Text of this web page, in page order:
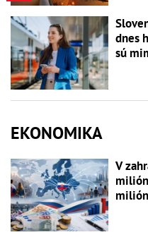
dnes
sú
EKONOMIKA
V